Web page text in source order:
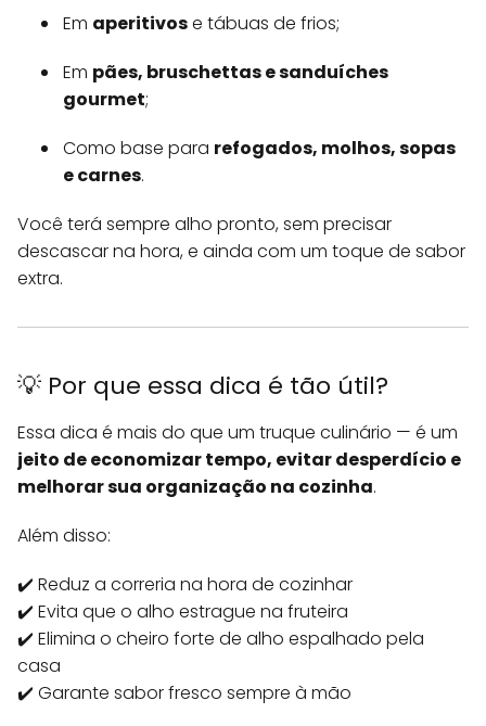
Em aperitivose tábuas de frios;
Em pães, bruschettas e sanduíches
gourmet;
Como base para refogados, molhos, sopas
e carnes.
Você terá sempre alho pronto, sem precisar
descascar na hora, e ainda com um toque de sabor
extra.
💡 Por que essa dica é tão útil?
Essa dica é mais do que um truque culinário — é um
jeito de economizar tempo, evitar desperdício e
melhorar sua organização na cozinha.
Além disso:
✔️ Reduz a correria na hora de cozinhar
✔️ Evita que o alho estrague na fruteira
✔️ Elimina o cheiro forte de alho espalhado pela
casa
✔️ Garante sabor fresco sempre à mão